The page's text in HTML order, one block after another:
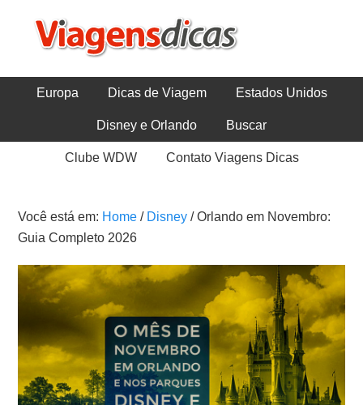
Europa Dicas de Viagem Estados Unidos
Disney e Orlando Buscar
Clube WDW Contato Viagens Dicas
Você está em: Home / Disney /Orlando em Novembro:
Guia Completo 2026